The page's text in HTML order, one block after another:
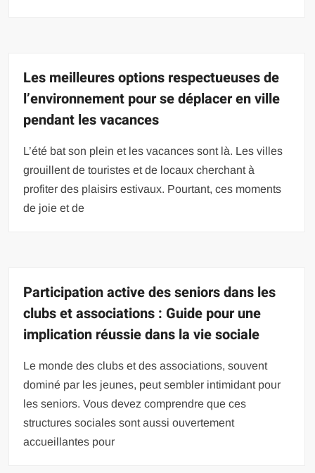
Les meilleures options respectueuses de
l’environnement pour se déplacer en ville
pendant les vacances
L’été bat son plein et les vacances sont là. Les villes
grouillent de touristes et de locaux cherchant à
profiter des plaisirs estivaux. Pourtant, ces moments
de joie et de
Participation active des seniors dans les
clubs et associations : Guide pour une
implication réussie dans la vie sociale
Le monde des clubs et des associations, souvent
dominé par les jeunes, peut sembler intimidant pour
les seniors. Vous devez comprendre que ces
structures sociales sont aussi ouvertement
accueillantes pour